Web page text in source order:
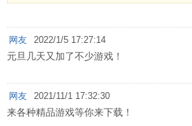
网友 2022/1/5 17:27:14
元旦几天又加了不少游戏！
网友 2021/11/1 17:32:30
来各种精品游戏等你来下载！